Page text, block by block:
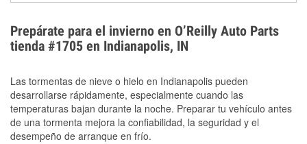
el sobrecalentamiento en condiciones de frío
extremo. Aprende cómo comprobar la protección
anticongelante en nuestra sección How-To.
Prepárate para el invierno en O’Reilly Auto Parts
tienda #1705 en Indianapolis, IN
Las tormentas de nieve o hielo en Indianapolis pueden
desarrollarse rápidamente, especialmente cuando las
temperaturas bajan durante la noche. Preparar tu vehículo antes
de una tormenta mejora la confiabilidad, la seguridad y el
desempeño de arranque en frío.